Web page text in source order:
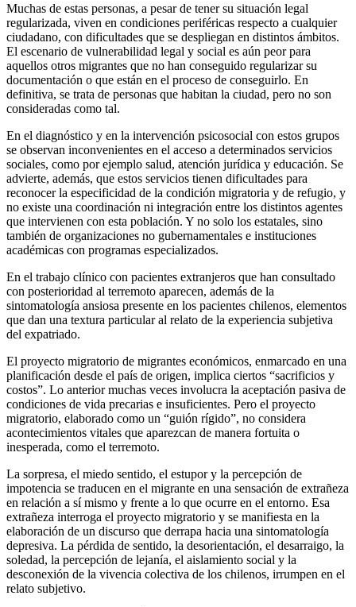
Muchas de estas personas, a pesar de tener su situación legal
regularizada, viven en condiciones periféricas respecto a cualquier
ciudadano, con dificultades que se despliegan en distintos ámbitos.
El escenario de vulnerabilidad legal y social es aún peor para
aquellos otros migrantes que no han conseguido regularizar su
documentación o que están en el proceso de conseguirlo. En
definitiva, se trata de personas que habitan la ciudad, pero no son
consideradas como tal.
En el diagnóstico y en la intervención psicosocial con estos grupos
se observan inconvenientes en el acceso a determinados servicios
sociales, como por ejemplo salud, atención jurídica y educación. Se
advierte, además, que estos servicios tienen dificultades para
reconocer la especificidad de la condición migratoria y de refugio, y
no existe una coordinación ni integración entre los distintos agentes
que intervienen con esta población. Y no solo los estatales, sino
también de organizaciones no gubernamentales e instituciones
académicas con programas especializados.
En el trabajo clínico con pacientes extranjeros que han consultado
con posterioridad al terremoto aparecen, además de la
sintomatología ansiosa presente en los pacientes chilenos, elementos
que dan una textura particular al relato de la experiencia subjetiva
del expatriado.
El proyecto migratorio de migrantes económicos, enmarcado en una
planificación desde el país de origen, implica ciertos “sacrificios y
costos”. Lo anterior muchas veces involucra la aceptación pasiva de
condiciones de vida precarias e insuficientes. Pero el proyecto
migratorio, elaborado como un “guión rígido”, no considera
acontecimientos vitales que aparezcan de manera fortuita o
inesperada, como el terremoto.
La sorpresa, el miedo sentido, el estupor y la percepción de
impotencia se traducen en el migrante en una sensación de extrañeza
en relación a sí mismo y frente a lo que ocurre en el entorno. Esa
extrañeza interroga el proyecto migratorio y se manifiesta en la
elaboración de un discurso que derrapa hacia una sintomatología
depresiva. La pérdida de sentido, la desorientación, el desarraigo, la
soledad, la percepción de lejanía, el aislamiento social y la
desconexión de la vivencia colectiva de los chilenos, irrumpen en el
relato subjetivo.